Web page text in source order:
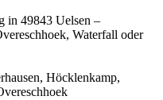
in 49843 Uelsen –
Waterfall oder
Höcklenkamp,